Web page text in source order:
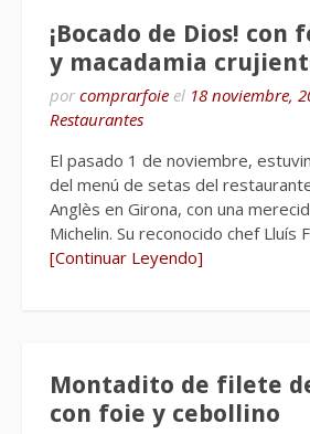
¡Bocado de Dios! con
y macadamia
por comprarfoie el 18 noviembre,
Restaurantes
El pasado 1 de noviembre,
del menú de setas del
Anglès en Girona, con una
Michelin. Su reconocido chef Lluís
[Continuar Leyendo]
Montadito de filete
con foie y cebollino